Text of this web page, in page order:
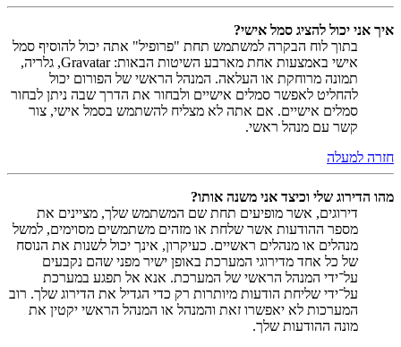
איך אני יכול להציג סמל אישי?
בתוך לוח הבקרה למשתמש תחת "פרופיל" אתה יכול להוסיף סמל
אישי באמצעות אחת מארבע השיטות הבאות: Gravatar, גלריה,
תמונה מרוחקת או העלאה. המנהל הראשי של הפורום יכול
להחליט לאפשר סמלים אישיים ולבחור את הדרך שבה ניתן לבחור
סמלים אישיים. אם אתה לא מצליח להשתמש בסמל אישי, צור
קשר עם מנהל ראשי.
חזרה למעלה
מהו הדירוג שלי וכיצד אני משנה אותו?
דירוגים, אשר מופיעים תחת שם המשתמש שלך, מציינים את
מספר ההודעות אשר שלחת או מזהים משתמשים מסוימים, למשל
מנהלים או מנהלים ראשיים. כעיקרון, אינך יכול לשנות את הנוסח
של כל אחד מדירוגי המערכת באופן ישיר מפני שהם נקבעים
על־ידי המנהל הראשי של המערכת. אנא אל תפגע במערכת
על־ידי שליחת הודעות מיותרות רק כדי הגדיל את הדירוג שלך. רוב
המערכות לא יאפשרו זאת והמנהל או המנהל הראשי יקטין את
מונה ההודעות שלך.